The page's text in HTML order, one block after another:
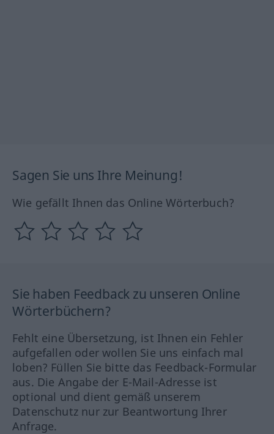
Sagen Sie uns Ihre Meinung!
Wie gefällt Ihnen das Online Wörterbuch?
Sie haben Feedback zu unseren Online
Wörterbüchern?
Fehlt eine Übersetzung, ist Ihnen ein Fehler
aufgefallen oder wollen Sie uns einfach mal
loben? Füllen Sie bitte das Feedback-Formular
aus. Die Angabe der E-Mail-Adresse ist
optional und dient gemäß unserem
Datenschutz nur zur Beantwortung Ihrer
Anfrage.